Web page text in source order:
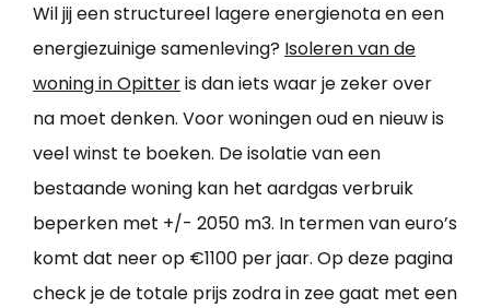
Wil jij een structureel lagere energienota en een
energiezuinige samenleving? Isoleren van de
woning in Opitteris dan iets waar je zeker over
na moet denken. Voor woningen oud en nieuw is
veel winst te boeken. De isolatie van een
bestaande woning kan het aardgas verbruik
beperken met +/- 2050 m3. In termen van euro’s
komt dat neer op €1100 per jaar. Op deze pagina
check je de totale prijs zodra in zee gaat met een